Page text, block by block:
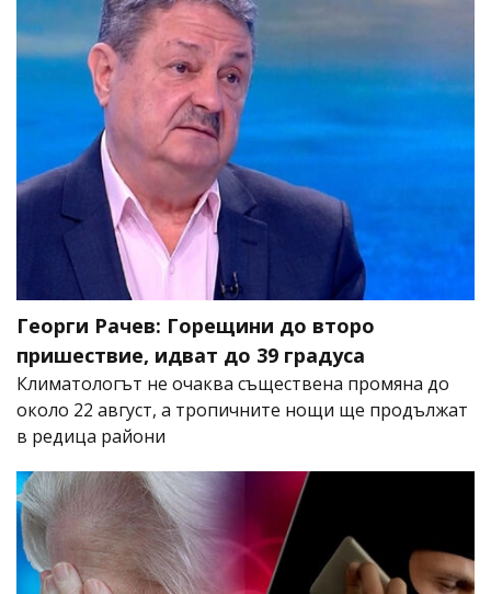
Георги Рачев: Горещини до второ
пришествие, идват до 39 градуса
Климатологът не очаква съществена промяна до
около 22 август, а тропичните нощи ще продължат
в редица райони